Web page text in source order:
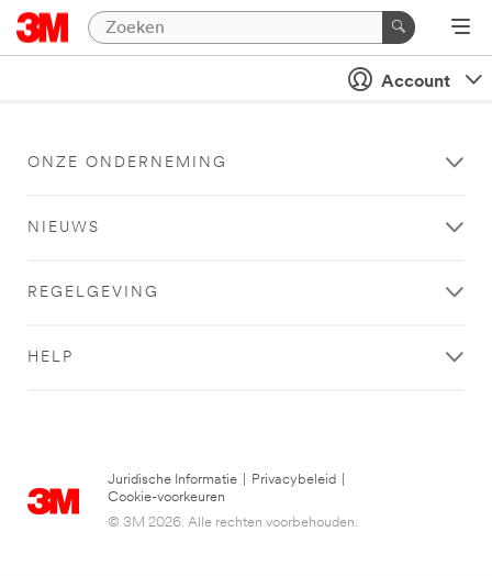
Account
ONZE ONDERNEMING
NIEUWS
REGELGEVING
HELP
Juridische Informatie Privacybeleid
Cookie-voorkeuren
© 3M 2026. Alle rechten voorbehouden.